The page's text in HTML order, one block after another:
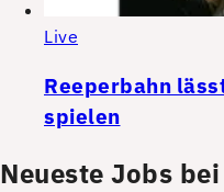
Live
Reeperbahn
spielen
Neueste Jobs